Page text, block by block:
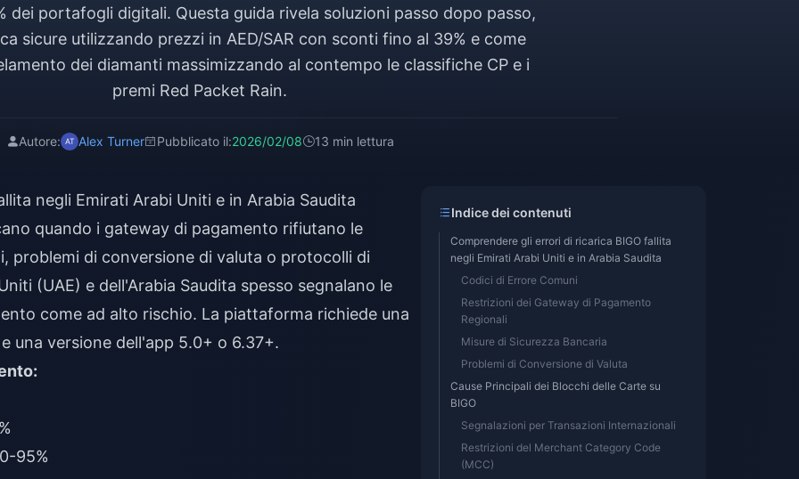
dei portafogli digitali. Questa guida rivela soluzioni passo dopo passo,
sicure utilizzando prezzi in AED/SAR con sconti fino al 39% e come
dei diamanti massimizzando al contempo le classifiche CP e i
premi Red Packet Rain.
Autore: Alex Turner Pubblicato il:2026/02/08 13 min lettura
negli Emirati Arabi Uniti e in Arabia Saudita
quando i gateway di pagamento rifiutano le
problemi di conversione di valuta o protocolli di
(UAE) e dell'Arabia Saudita spesso segnalano le
come ad alto rischio. La piattaforma richiede una
una versione dell'app 5.0+ o 6.37+.
95%
Indice dei contenuti
Comprendere gli errori di ricarica BIGO fallita
negli Emirati Arabi Uniti e in Arabia Saudita
Codici di Errore Comuni
Restrizioni dei Gateway di Pagamento
Regionali
Misure di Sicurezza Bancaria
Problemi di Conversione di Valuta
Cause Principali dei Blocchi delle Carte su
BIGO
Segnalazioni per Transazioni Internazionali
Restrizioni del Merchant Category Code
(MCC)